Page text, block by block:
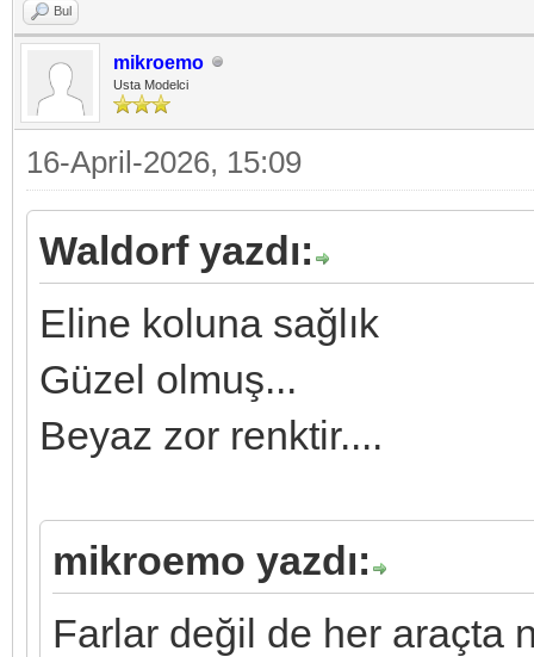
Bul
mikroemo
Usta Modelci
16-April-2026, 15:09
Waldorf yazdı:
Eline koluna sağlık
Güzel olmuş...
Beyaz zor renktir....
mikroemo yazdı:
Farlar değil de her araçta